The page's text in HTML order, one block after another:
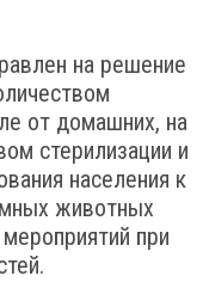
на решение
от домашних, на
стерилизации и
населения к
животных
при